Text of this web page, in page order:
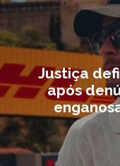
Justiça
após